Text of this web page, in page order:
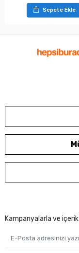
Sepete Ekle
Kampanyalarla ve